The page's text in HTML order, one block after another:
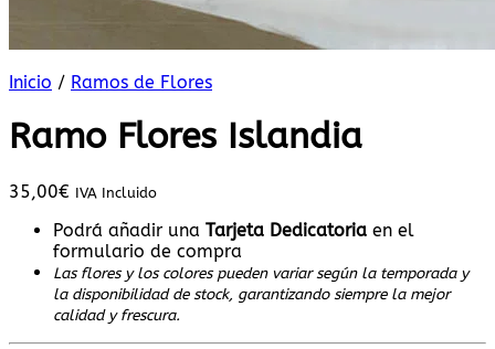
Inicio / Ramos de Flores
Ramo Flores Islandia
35,00€ IVA Incluido
Podrá añadir una Tarjeta Dedicatoria en el
formulario de compra
Las flores y los colores pueden variar según la temporada y
la disponibilidad de stock, garantizando siempre la mejor
calidad y frescura.